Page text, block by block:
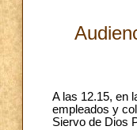
A las 12.15, en
empleados y
Siervo de Dios